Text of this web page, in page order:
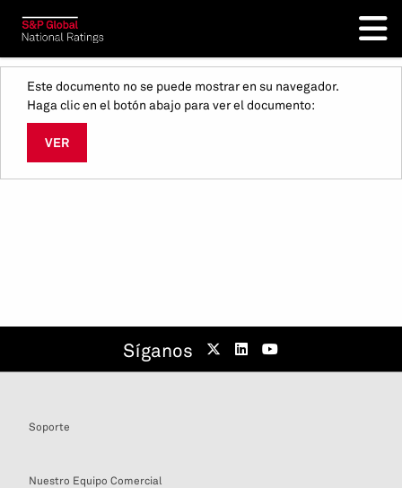
Este documento no se puede mostrar en su navegador.
Haga clic en el botón abajo para ver el documento:
VER
Síganos
Soporte
Nuestro Equipo Comercial